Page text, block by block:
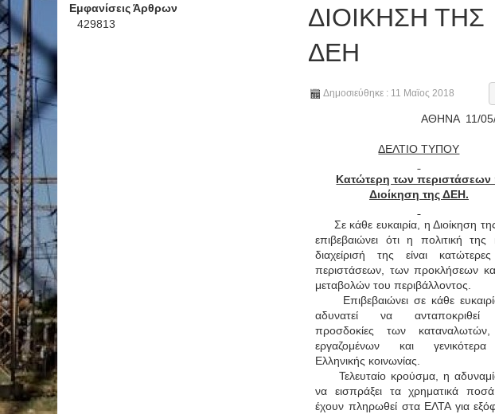
Εμφανίσεις Άρθρων
429813
ΔΙΟΙΚΗΣΗ ΤΗΣ
ΔΕΗ
Δημοσιεύθηκε : 11 Μαϊος 2018
ΑΘΗΝΑ 11/
ΔΕΛΤΙΟ ΤΥΠΟΥ
Κατώτερη των περιστάσεων
Διοίκηση της ΔΕΗ.
Σε κάθε ευκαιρία, η Διοίκηση
επιβεβαιώνει ότι η πολιτική της
διαχείρισή της είναι
περιστάσεων, των προκλήσεων
μεταβολών του περιβάλλοντος.
Επιβεβαιώνει σε κάθε
αδυνατεί να ανταποκριθεί
προσδοκίες των
εργαζομένων και
Ελληνικής κοινωνίας.
Τελευταίο κρούσμα, η
να εισπράξει τα χρηματικά
έχουν πληρωθεί στα ΕΛΤΑ για